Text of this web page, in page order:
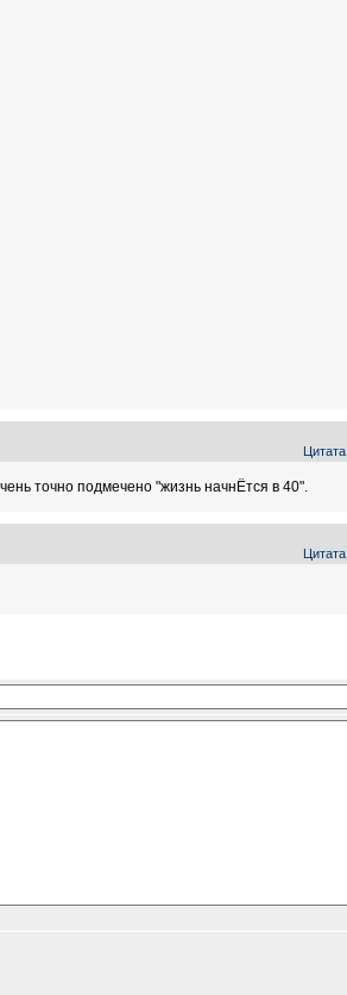
Цитата
точно подмечено "жизнь начнЁтся в 40".
Цитата